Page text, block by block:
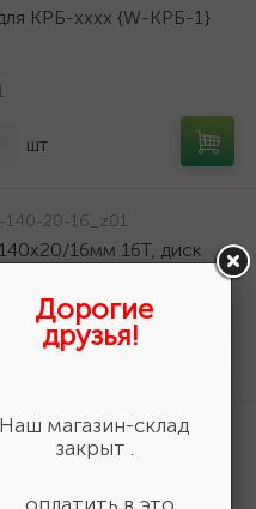
КРБ-хххх {W-КРБ-1}
шт
140-20-16_z01
16мм 16Т, диск
775
H (Р80), 775 мм, 30 м,
рулон на
Дорогие
друзья!
Наш магазин-склад
закрыт .